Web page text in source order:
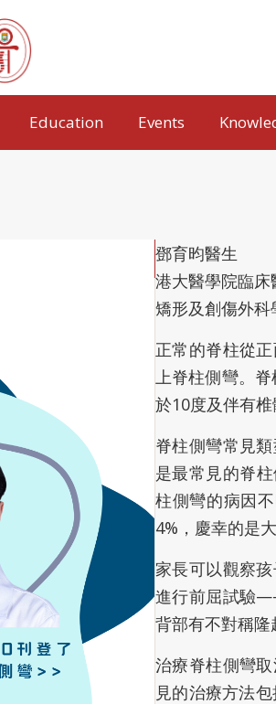
Education Events
鄧育昀醫生
港大醫學院臨床
矯形及創傷外
正常的脊柱從
上脊柱側彎。
於10度及伴有椎
脊柱側彎常見
是最常見的脊
柱側彎的病因
4%，慶幸的是
家長可以觀察
進行前屈試驗
背部有不對稱隆
治療脊柱側彎
見的治療方法